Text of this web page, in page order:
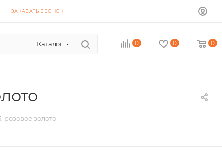
ЗАКАЗАТЬ ЗВОНОК
Каталог 0 0 0
розовое золото